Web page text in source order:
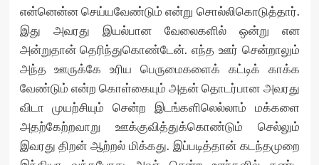
என்னென்ன செய்யவேண்டும் என்று சொல்லிகொடுத்தார்.
இது அவரது இயல்பான வேலைகளில் ஒன்று என
அன்றுதான் தெரிந்துகொண்டேன். எந்த ஊர் சென்றாலும்
அந்த ஊருக்கே உரிய பெருமைகளைக் கட்டிக் காக்க
வேண்டும் என்ற கொள்கையும் அதன் தொடர்பான அவரது
விடா முயற்சியும் சென்ற இடங்களிலெல்லாம் மக்களை
அதற்கேற்றவாறு ஊக்குவித்துக்கொண்டும் செல்லும்
இவரது திறன் ஆற்றல் மிக்கது. இப்படித்தான் கடந்தமுறை